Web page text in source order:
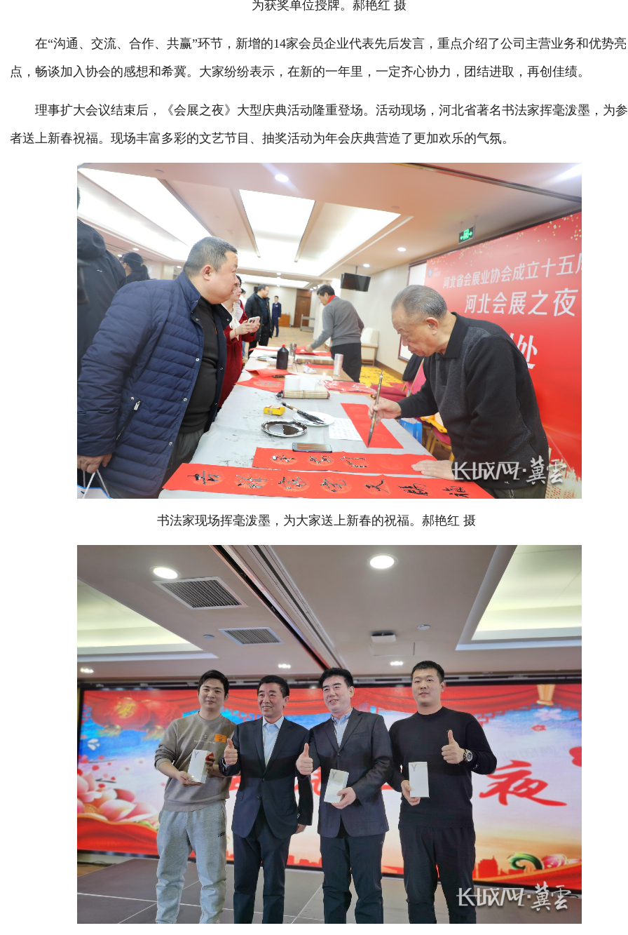
为获奖单位授牌。郝艳红 摄
在“沟通、交流、合作、共赢”环节，新增的14家会员企业代表先后发言，重点介绍了公司主营业务和优势亮
点，畅谈加入协会的感想和希冀。大家纷纷表示，在新的一年里，一定齐心协力，团结进取，再创佳绩。
理事扩大会议结束后，《会展之夜》大型庆典活动隆重登场。活动现场，河北省著名书法家挥毫泼墨，为
者送上新春祝福。现场丰富多彩的文艺节目、抽奖活动为年会庆典营造了更加欢乐的气氛。
书法家现场挥毫泼墨，为大家送上新春的祝福。郝艳红 摄